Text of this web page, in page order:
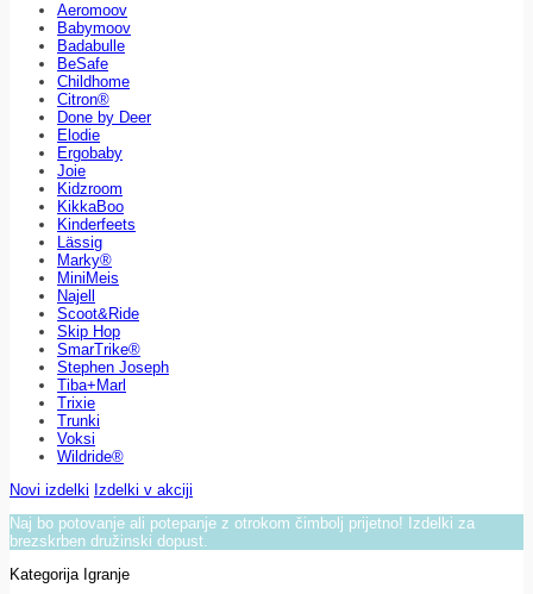
Aeromoov
Babymoov
Badabulle
BeSafe
Childhome
Citron®
Done by Deer
Elodie
Ergobaby
Joie
Kidzroom
KikkaBoo
Kinderfeets
Lässig
Marky®
MiniMeis
Najell
Scoot&Ride
Skip Hop
SmarTrike®
Stephen Joseph
Tiba+Marl
Trixie
Trunki
Voksi
Wildride®
Novi izdelki Izdelki v akciji
Naj bo potovanje ali potepanje z otrokom čimbolj prijetno! Izdelki za
brezskrben družinski dopust.
Kategorija Igranje